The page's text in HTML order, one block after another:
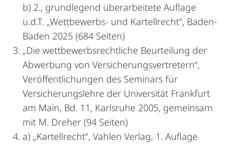
b) 2., grundlegend überarbeitete Auflage
u.d.T. „Wettbewerbs- und Kartellrecht“, Baden-
Baden 2025 (684 Seiten)
„Die wettbewerbsrechtliche Beurteilung der
Abwerbung von Versicherungsvertretern“,
Veröffentlichungen des Seminars für
Versicherungslehre der Universität Frankfurt
am Main, Bd. 11, Karlsruhe 2005, gemeinsam
mit M. Dreher (94 Seiten)
a) „Kartellrecht“, Vahlen Verlag, 1. Auflage